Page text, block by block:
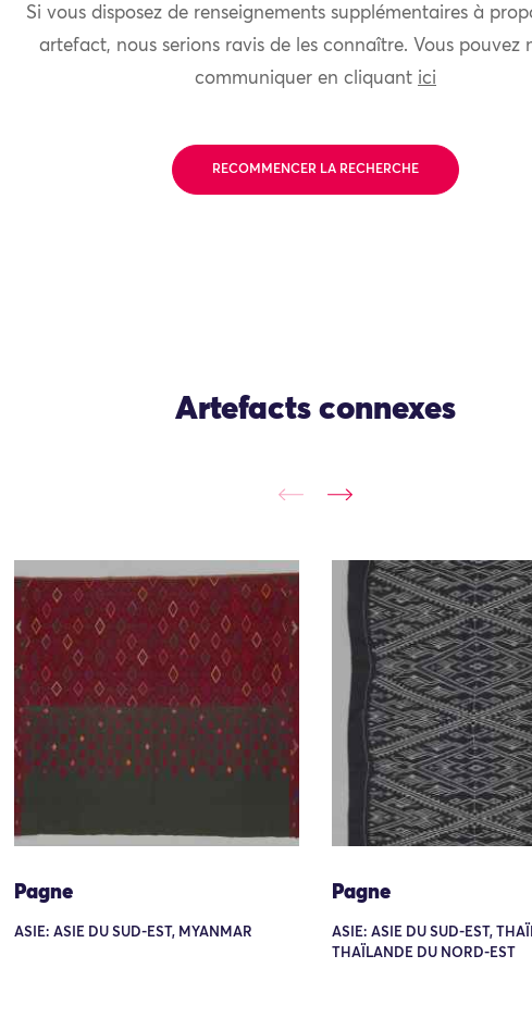
Si vous disposez de renseignements supplémentaires à
artefact, nous serions ravis de les connaître. Vous pouvez
communiquer en cliquant ici
RECOMMENCER LA RECHERCHE
Artefacts connexes
Pagne
ASIE: ASIE DU SUD-EST, MYANMAR
Pagne
ASIE: ASIE DU SUD-EST,
THAÏLANDE DU NORD-EST